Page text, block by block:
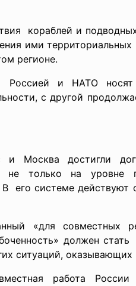
кораблей и
ими
регионе.
и НАТО носят
с другой
достигли
только на уровне
его системе действуют
«для совместных
должен стать
ситуаций, оказывающих
работа